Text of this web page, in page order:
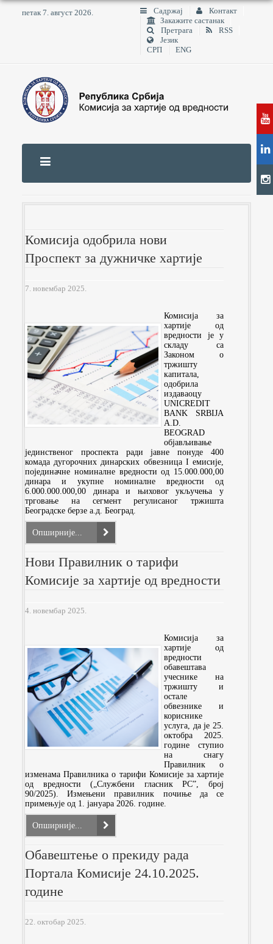
петак 7. август 2026. Садржај
Контакт
Закажите састанак
Претрага
RSS
Језик
СРП
ENG
Комисија одобрила нови
Проспект за дужничке хартије
7. новембар 2025.
Комисија за
хартије од
вредности је у
складу са
Законом о
тржишту
капитала,
одобрила
издаваоцу
UNICREDIT
BANK SRBIJA
A.D.
BEOGRAD
објављивање
јединственог проспекта ради јавне понуде 400
комада дугорочних динарских обвезница I емисије,
појединачне номиналне вредности од 15.000.000,00
динара и укупне номиналне вредности од
6.000.000.000,00 динара и њиховог укључења у
трговање на сегмент регулисаног тржишта
Београдске берзе а.д. Београд.
Опширније...
Нови Правилник о тарифи
Комисије за хартије од вредности
4. новембар 2025.
Комисија за
хартије од
вредности
обавештава
учеснике на
тржишту и
остале
обвезнике и
кориснике
услуга, да је 25.
октобра 2025.
године ступио
на снагу
Правилник о
изменама Правилника о тарифи Комисије за хартије
од вредности („Службени гласник РС”, број
90/2025). Измењени правилник почиње да се
примењује од 1. јануара 2026. године.
Опширније...
Обавештење о прекиду рада
Портала Комисије 24.10.2025.
године
22. октобар 2025.